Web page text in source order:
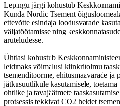
Lepingu järgi kohustub
Kunda Nordic Tsement
ettevõtte esindaja loodusvarade
väljatöötamisse ning
aruteludesse.
Ühtlasi kohustub
leidmaks võimalusi klinkritolmu
tsemenditoorme, ehitusmaavarade ja
jätkusuutlikule kasutamisele,
ohtlike ja tavajäätmete
protsessis tekkivat CO2 heidet